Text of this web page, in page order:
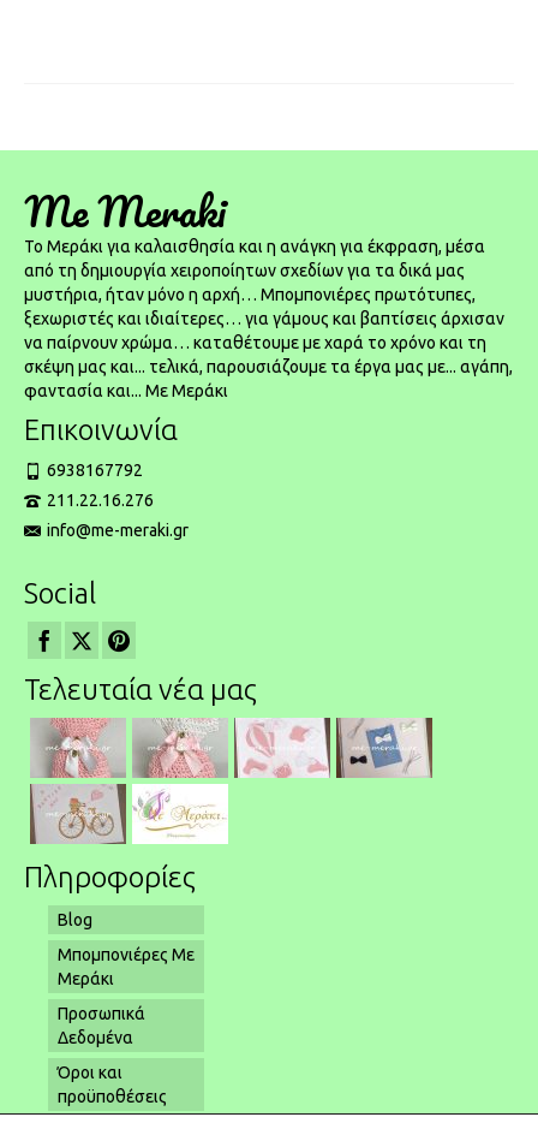
Me Meraki
To Μεράκι για καλαισθησία και η ανάγκη για έκφραση, μέσα
από τη δημιουργία χειροποίητων σχεδίων για τα δικά μας
μυστήρια, ήταν μόνο η αρχή… Μπομπονιέρες πρωτότυπες,
ξεχωριστές και ιδιαίτερες… για γάμους και βαπτίσεις άρχισαν
να παίρνουν χρώμα… καταθέτουμε με χαρά το χρόνο και τη
σκέψη μας και... τελικά, παρουσιάζουμε τα έργα μας με... αγάπη,
φαντασία και... Με Μεράκι
Επικοινωνία
6938167792
211.22.16.276
info@me-meraki.gr
Social
Τελευταία νέα μας
Πληροφορίες
Blog
Μπομπονιέρες Με
Μεράκι
Προσωπικά
Δεδομένα
Όροι και
προϋποθέσεις